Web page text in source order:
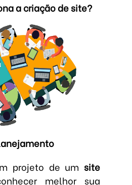
a criação de site?
projeto de umsite
melhor sua